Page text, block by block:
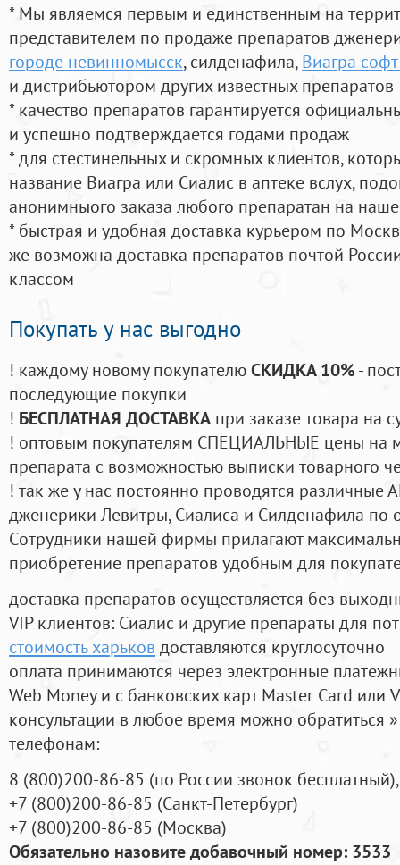
* Мы являемся первым и единственным на
представителем по продаже препаратов
городе невинномысск, силденафила, Виагра
и дистрибьютором других известных препаратов
* качество препаратов гарантируется
и успешно подтверждается годами продаж
* для стестинельных и скромных клиентов,
название Виагра или Сиалис в аптеке вслух,
анонимныого заказа любого препаратан на
* быстрая и удобная доставка курьером по
же возможна доставка препаратов почтой
классом
Покупать у нас выгодно
! каждому новому покупателюСКИДКА 10%-
последующие покупки
! БЕСПЛАТНАЯ ДОСТАВКА при заказе товара на
! оптовым покупателям СПЕЦИАЛЬНЫЕ цены на
препарата с возможностью выписки товарного
! так же у нас постоянно проводятся
дженерики Левитры, Сиалиса и Силденафила по
Cотрудники нашей фирмы прилагают
приобретение препаратов удобным для
доставка препаратов осуществляется без
VIP клиентов: Сиалис и другие препараты для
стоимость харьков доставляются круглосуточно
оплата принимаются через электронные
Web Money и с банковских карт Master Card или
консультации в любое время можно обратиться
телефонам:
8 (800)200-86-85 (по России звонок бесплатный),
+7 (800)200-86-85 (Санкт-Петербург)
+7 (800)200-86-85 (Москва)
Обязательно назовите добавочный номер: 3533